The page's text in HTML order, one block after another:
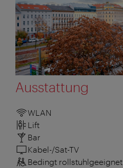
Ausstattung
WLAN
Lift
Bar
Kabel-/Sat-TV
Bedingt rollstuhlgeeignet